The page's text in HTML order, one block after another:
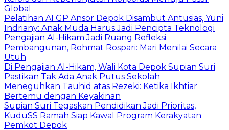
Global
Pelatihan AI GP Ansor Depok Disambut Antusias, Yuni
Indriany: Anak Muda Harus Jadi Pencipta Teknologi
Pengajian Al-Hikam Jadi Ruang Refleksi
Pembangunan, Rohmat Rospari: Mari Menilai Secara
Utuh
Di Pengajian Al-Hikam, Wali Kota Depok Supian Suri
Pastikan Tak Ada Anak Putus Sekolah
Meneguhkan Tauhid atas Rezeki: Ketika Ikhtiar
Bertemu dengan Keyakinan
Supian Suri Tegaskan Pendidikan Jadi Prioritas,
KuduSS Ramah Siap Kawal Program Kerakyatan
Pemkot Depok